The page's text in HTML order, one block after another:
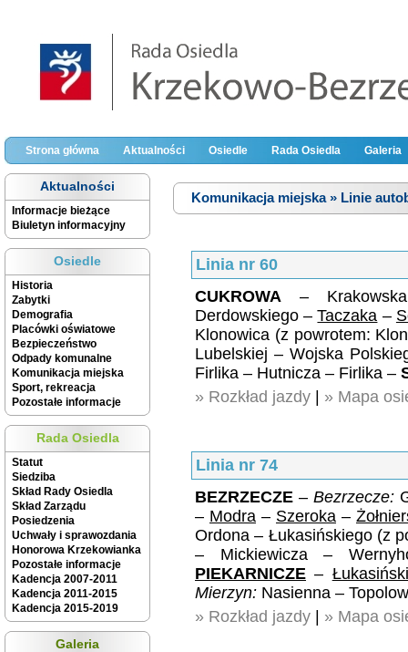
Strona główna Aktualności Osiedle Rada Osiedla Galeria
Aktualności
Informacje bieżące
Biuletyn informacyjny
Osiedle
Historia
Zabytki
Demografia
Placówki oświatowe
Bezpieczeństwo
Odpady komunalne
Komunikacja miejska
Sport, rekreacja
Pozostałe informacje
Rada Osiedla
Statut
Siedziba
Skład Rady Osiedla
Skład Zarządu
Posiedzenia
Uchwały i sprawozdania
Honorowa Krzekowianka
Pozostałe informacje
Kadencja 2007-2011
Kadencja 2011-2015
Kadencja 2015-2019
Galeria
Komunikacja miejska » Linie
Linia nr 60
CUKROWA –
Derdowskiego –Taczaka –
Klonowica (z powrotem:
Lubelskiej – Wojska
Firlika – Hutnicza – Firlika –
» Rozkład jazdy
» Mapa
Linia nr 74
BEZRZECZE – Bezrzecze:
– Modra – Szeroka –
Ordona – Łukasińskiego (z
– Mickiewicza –
PIEKARNICZE –
Mierzyn: Nasienna –
» Rozkład jazdy
» Mapa